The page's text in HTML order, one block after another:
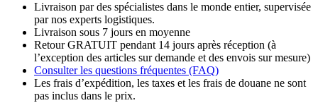
Livraison par des spécialistes dans le monde entier, supervisée
par nos experts logistiques.
Livraison sous 7 jours en moyenne
Retour GRATUIT pendant 14 jours après réception (à
l’exception des articles sur demande et des envois sur mesure)
Consulter les questions fréquentes (FAQ)
Les frais d’expédition, les taxes et les frais de douane ne sont
pas inclus dans le prix.